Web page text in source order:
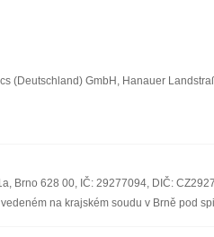
(Deutschland) GmbH, Hanauer
Brno 628 00, IČ: 29277094, DIČ:
na krajském soudu v Brně pod